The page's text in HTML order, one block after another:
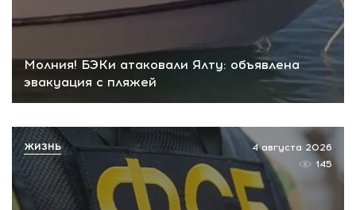
Молния! БЭКи атаковали Ялту: объявлена
эвакуация с пляжей
4 августа 2026
145
ЖИЗНЬ